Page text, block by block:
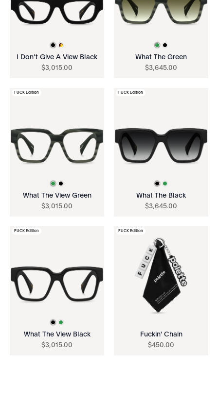
I Don’t Give A View Black
$3,015.00
What The Green
$3,645.00
FUCK Edition
What The View Green
$3,015.00
FUCK Edition
What The Black
$3,645.00
FUCK Edition
What The View Black
$3,015.00
FUCK Edition
Fuckin' Chain
$450.00